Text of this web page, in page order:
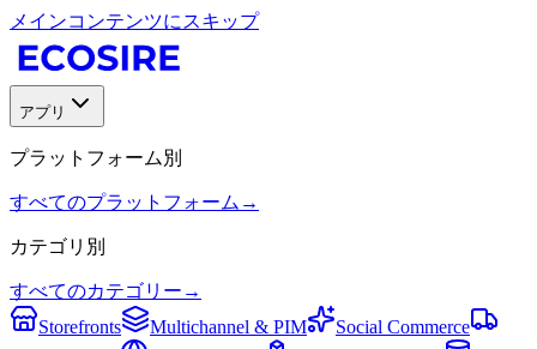
メインコンテンツにスキップ
アプリ
プラットフォーム別
すべてのプラットフォーム →
カテゴリ別
すべてのカテゴリー →
Storefronts
Multichannel & PIM
Social Commerce